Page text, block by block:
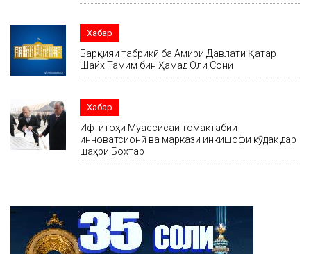
Хабар
Барқияи табрикӣ ба Амири Давлати Қатар
Шайх Тамим бин Ҳамад Оли Сонӣ
Хабар
Ифтитоҳи Муассисаи томактабии
инноватсионӣ ва маркази инкишофи кӯдак дар
шаҳри Бохтар